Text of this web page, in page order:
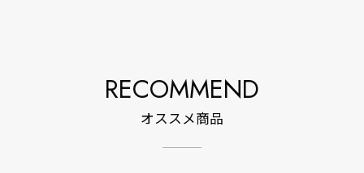
RECOMMEND
オススメ商品